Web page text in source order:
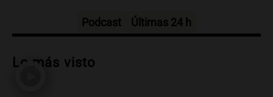
Audio.Tucumán enfrenta un equilibrio
consumo y recaudación
Podcast Últimas 24 h
Lo más visto